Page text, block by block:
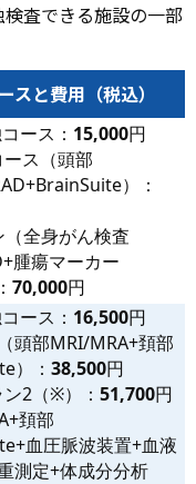
査できる施設の一部
スと費用（税込）
ース： 15,000円
ス（頭部
）：
（全身がん検査
腫瘍マーカー
70,000円
ース： 16,500円
頭部MRI/MRA+頚部
）： 38,500円
2（※）： 51,700円
頚部
血圧脈波装置+血液
測定+体成分分析